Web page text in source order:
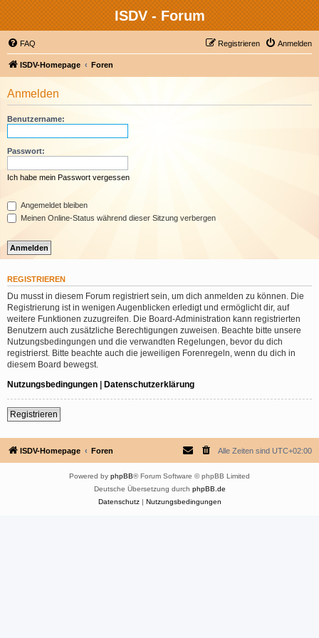
ISDV - Forum
FAQ Anmelden
Registrieren
ISDV-Homepage Foren
Anmelden
Benutzername:
Passwort:
Ich habe mein Passwort vergessen
Angemeldet bleiben
Meinen Online-Status während dieser Sitzung verbergen
REGISTRIEREN
Du musst in diesem Forum registriert sein, um dich anmelden zu können. Die
Registrierung ist in wenigen Augenblicken erledigt und ermöglicht dir, auf
weitere Funktionen zuzugreifen. Die Board-Administration kann registrierten
Benutzern auch zusätzliche Berechtigungen zuweisen. Beachte bitte unsere
Nutzungsbedingungen und die verwandten Regelungen, bevor du dich
registrierst. Bitte beachte auch die jeweiligen Forenregeln, wenn du dich in
diesem Board bewegst.
Nutzungsbedingungen | Datenschutzerklärung
Registrieren
ISDV-Homepage Foren Alle Zeiten sind UTC+02:00
Powered by phpBB® Forum Software © phpBB Limited
Deutsche Übersetzung durch phpBB.de
Datenschutz| Nutzungsbedingungen